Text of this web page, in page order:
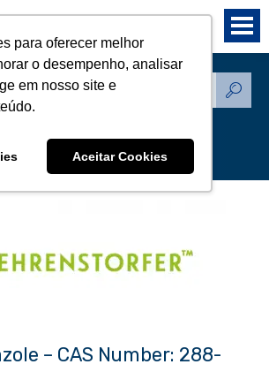
para oferecer melhor
o desempenho, analisar
em nosso site e
Aceitar Cookies
de
– CAS Number: 288-